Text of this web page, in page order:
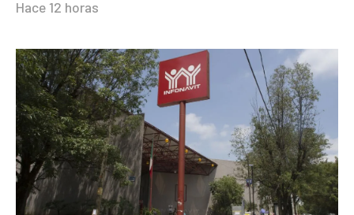
Hace 12 horas